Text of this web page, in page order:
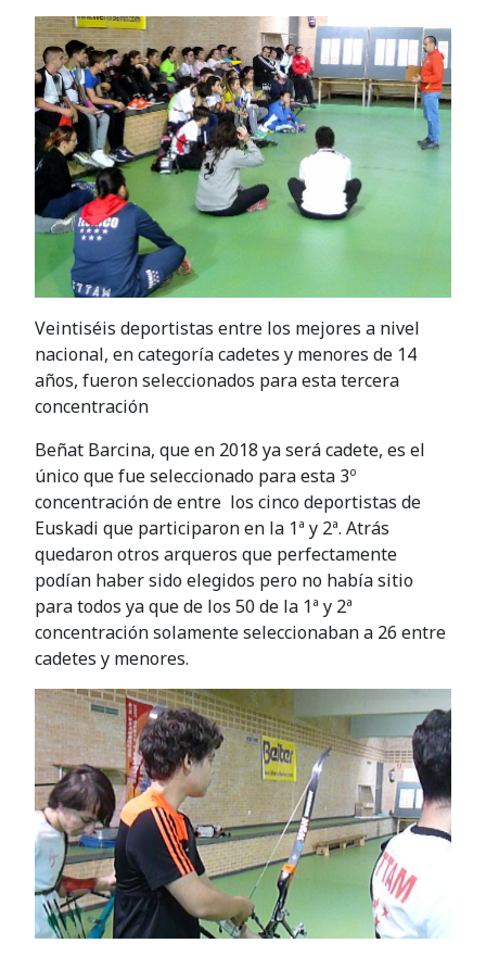
Veintiséis deportistas entre los mejores a nivel
nacional, en categoría cadetes y menores de 14
años, fueron seleccionados para esta tercera
concentración
Beñat Barcina, que en 2018 ya será cadete, es el
único que fue seleccionado para esta 3º
concentración de entre los cinco deportistas de
Euskadi que participaron en la 1ª y 2ª. Atrás
quedaron otros arqueros que perfectamente
podían haber sido elegidos pero no había sitio
para todos ya que de los 50 de la 1ª y 2ª
concentración solamente seleccionaban a 26 entre
cadetes y menores.